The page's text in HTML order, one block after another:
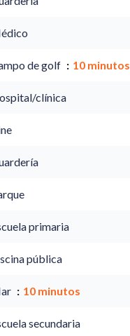
de golf 10 minutos
clínica
primaria
pública
10 minutos
secundaria